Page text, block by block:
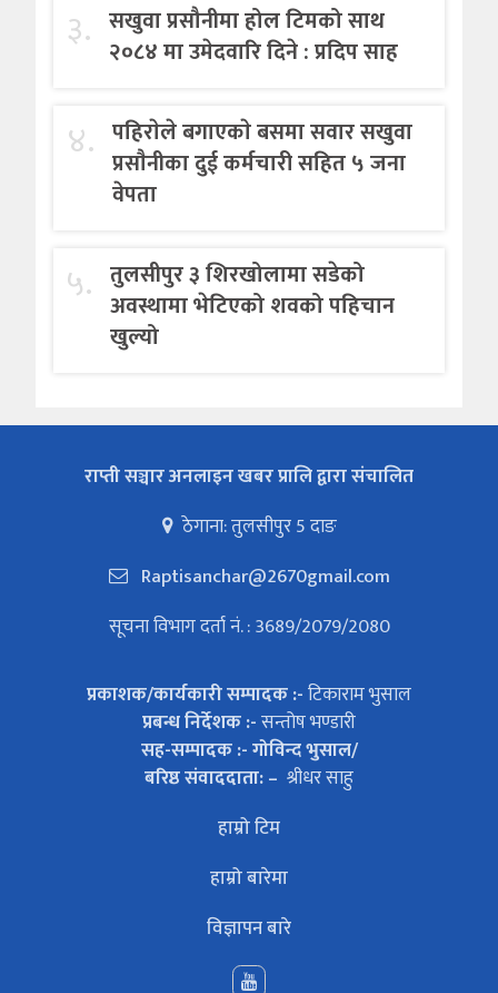
३. सखुवा प्रसौनीमा होल टिमको साथ
२०८४ मा उमेदवारि दिने : प्रदिप साह
४. पहिराेले बगाएकाे बसमा सवार सखुवा
प्रसाैनीका दुई कर्मचारी सहित ५ जना
वेपता
५. तुलसीपुर ३ शिरखोलामा सडेको
अवस्थामा भेटिएको शवको पहिचान
खुल्यो
राप्ती सञ्चार अनलाइन खबर प्रालि द्वारा संचालित
ठेगाना: तुलसीपुर 5 दाङ
Raptisanchar@2670gmail.com
सूचना विभाग दर्ता नं. : 3689/2079/2080
प्रकाशक/कार्यकारी सम्पादक :-टिकाराम भुसाल
प्रबन्ध निर्देशक :-सन्तोष भण्डारी
सह-सम्पादक :- गोविन्द भुसाल/
बरिष्ठ संवाददाता: – श्रीधर साहु
हाम्रो टिम
हाम्रो बारेमा
विज्ञापन बारे